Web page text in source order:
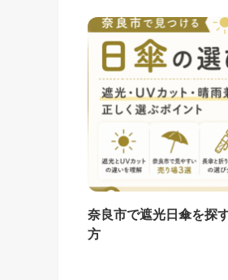
奈良市で遮光日傘を探
方